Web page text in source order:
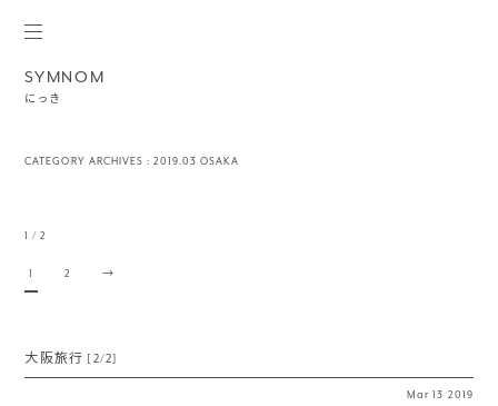
SYMNOM
にっき
CATEGORY ARCHIVES : 2019.03 OSAKA
1 / 2
1 2 →
大阪旅行 [2/2]
Mar 13 2019